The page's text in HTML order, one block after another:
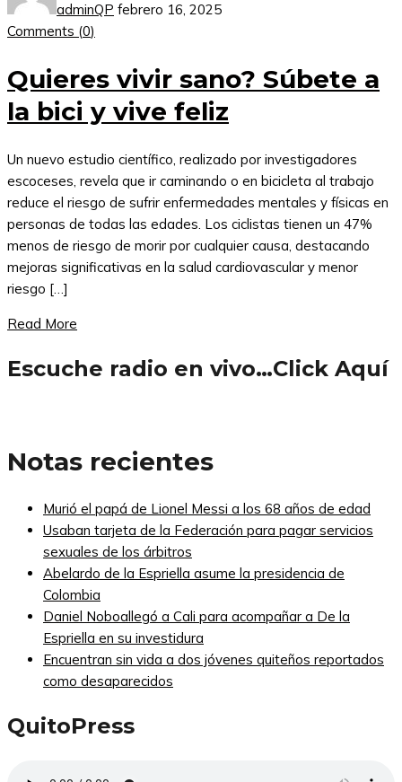
adminQP febrero 16, 2025
Comments (0)
Quieres vivir sano? Súbete a
la bici y vive feliz
Un nuevo estudio científico, realizado por investigadores
escoceses, revela que ir caminando o en bicicleta al trabajo
reduce el riesgo de sufrir enfermedades mentales y físicas en
personas de todas las edades. Los ciclistas tienen un 47%
menos de riesgo de morir por cualquier causa, destacando
mejoras significativas en la salud cardiovascular y menor
riesgo […]
Read More
Escuche radio en vivo…Click Aquí
Notas recientes
Murió el papá de Lionel Messi a los 68 años de edad
Usaban tarjeta de la Federación para pagar servicios
sexuales de los árbitros
Abelardo de la Espriella asume la presidencia de
Colombia
Daniel Noboallegó a Cali para acompañar a De la
Espriella en su investidura
Encuentran sin vida a dos jóvenes quiteños reportados
como desaparecidos
QuitoPress